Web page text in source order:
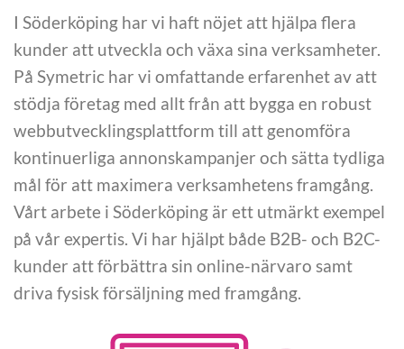
I Söderköping har vi haft nöjet att hjälpa flera
kunder att utveckla och växa sina verksamheter.
På Symetric har vi omfattande erfarenhet av att
stödja företag med allt från att bygga en robust
webbutvecklingsplattform till att genomföra
kontinuerliga annonskampanjer och sätta tydliga
mål för att maximera verksamhetens framgång.
Vårt arbete i Söderköping är ett utmärkt exempel
på vår expertis. Vi har hjälpt både B2B- och B2C-
kunder att förbättra sin online-närvaro samt
driva fysisk försäljning med framgång.